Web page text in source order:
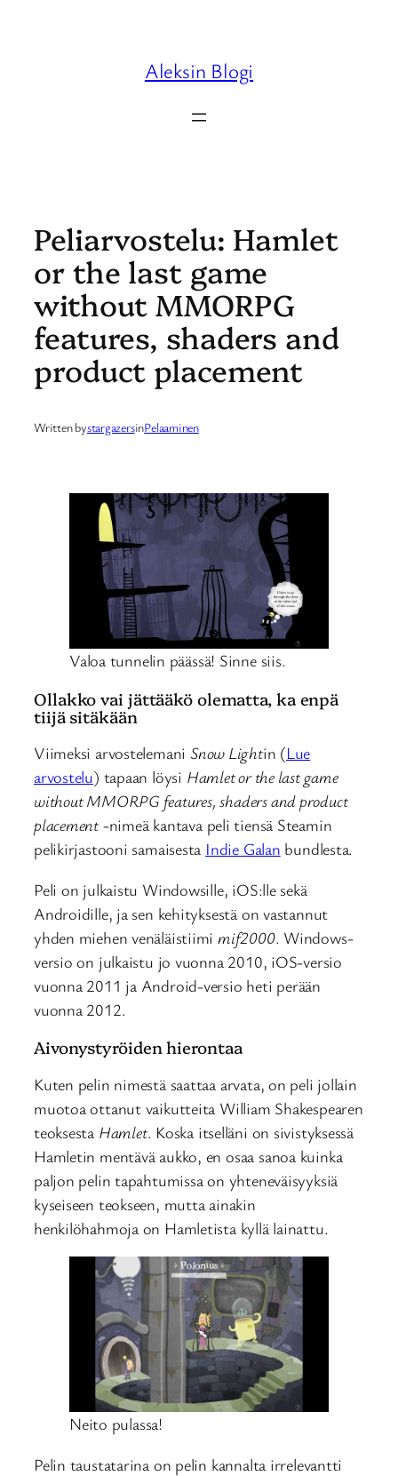
Aleksin Blogi
Peliarvostelu: Hamlet
or the last game
without MMORPG
features, shaders and
product placement
Written bystargazersinPelaaminen
Valoa tunnelin päässä! Sinne siis.
Ollakko vai jättääkö olematta, ka enpä
tiijä sitäkään
Viimeksi arvostelemani Snow Lightin (Lue
arvostelu) tapaan löysi Hamlet or the last game
without MMORPG features, shaders and product
placement-nimeä kantava peli tiensä Steamin
pelikirjastooni samaisesta Indie Galan bundlesta.
Peli on julkaistu Windowsille, iOS:lle sekä
Androidille, ja sen kehityksestä on vastannut
yhden miehen venäläistiimi mif2000. Windows-
versio on julkaistu jo vuonna 2010, iOS-versio
vuonna 2011 ja Android-versio heti perään
vuonna 2012.
Aivonystyröiden hierontaa
Kuten pelin nimestä saattaa arvata, on peli jollain
muotoa ottanut vaikutteita William Shakespearen
teoksesta Hamlet. Koska itselläni on sivistyksessä
Hamletin mentävä aukko, en osaa sanoa kuinka
paljon pelin tapahtumissa on yhteneväisyyksiä
kyseiseen teokseen, mutta ainakin
henkilöhahmoja on Hamletista kyllä lainattu.
Neito pulassa!
Pelin taustatarina on pelin kannalta irrelevantti